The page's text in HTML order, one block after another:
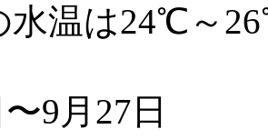
水温は24℃～
9月27日